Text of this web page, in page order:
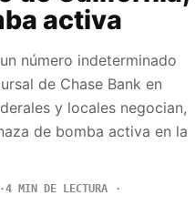
activa
número indeterminado
de Chase Bank en
y locales negocian,
de bomba activa en la
4 MIN DE LECTURA